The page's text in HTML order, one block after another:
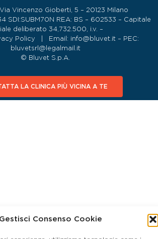
Gestisci Consenso Cookie
Vincenzo Gioberti, 5 – 20123 Milano
SDI:SUBM70N REA: BS – 602533 – Capitale
deliberato 34,732.500, i.v. –
Policy | Email: info@bluvet.it – PEC:
bluvetsrl@legalmail.it
© Bluvet S.p.A.
LA CLINICA PIÙ VICINA A TE